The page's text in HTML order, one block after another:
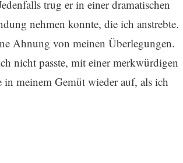
trug er in einer dramatischen
nehmen konnte, die ich anstrebte.
Ahnung von meinen Überlegungen.
nicht passte, mit einer merkwürdigen
meinem Gemüt wieder auf, als ich